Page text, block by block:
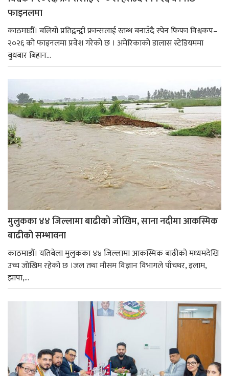
फाइनलमा
काठमाडौँ। बलियो प्रतिद्वन्द्वी फ्रान्सलाई स्तब्ध बनाउँदै स्पेन फिफा विश्वकप–
२०२६ को फाइनलमा प्रवेश गरेको छ । अमेरिकाको डालास स्टेडियममा
बुधबार बिहान...
मुलुकका ४४ जिल्लामा बाढीको जोखिम, साना नदीमा आकस्मिक
बाढीको सम्भावना
काठमाडौँ। यतिबेला मुलुकका ४४ जिल्लामा आकस्मिक बाढीको मध्यमदेखि
उच्च जोखिम रहेको छ ।जल तथा मौसम विज्ञान विभागले पाँचथर, इलाम,
झापा,...